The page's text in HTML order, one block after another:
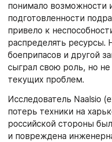
понимало возможности
подготовленности
привело к
распределять ресурсы.
боеприпасов и другой
сыграл свою роль, но
текущих проблем.
Исследователь Naalsio
потерь техники на
российской стороны
и повреждена